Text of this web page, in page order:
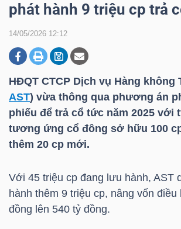
phát hành 9 triệu cp trả
14/05/2026 12:12
HĐQT CTCP Dịch vụ Hàng không
AST) vừa thông qua phương án
phiếu để trả cổ tức năm 2025 với
tương ứng cổ đông sở hữu 100
thêm 20 cp mới.
Với 45 triệu cp đang lưu hành, AST
hành thêm 9 triệu cp, nâng vốn điều
đồng lên 540 tỷ đồng.
CHỨNG
DOANH
NGHIỆP